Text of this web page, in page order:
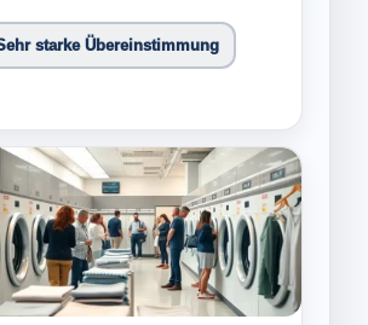
starke Übereinstimmung